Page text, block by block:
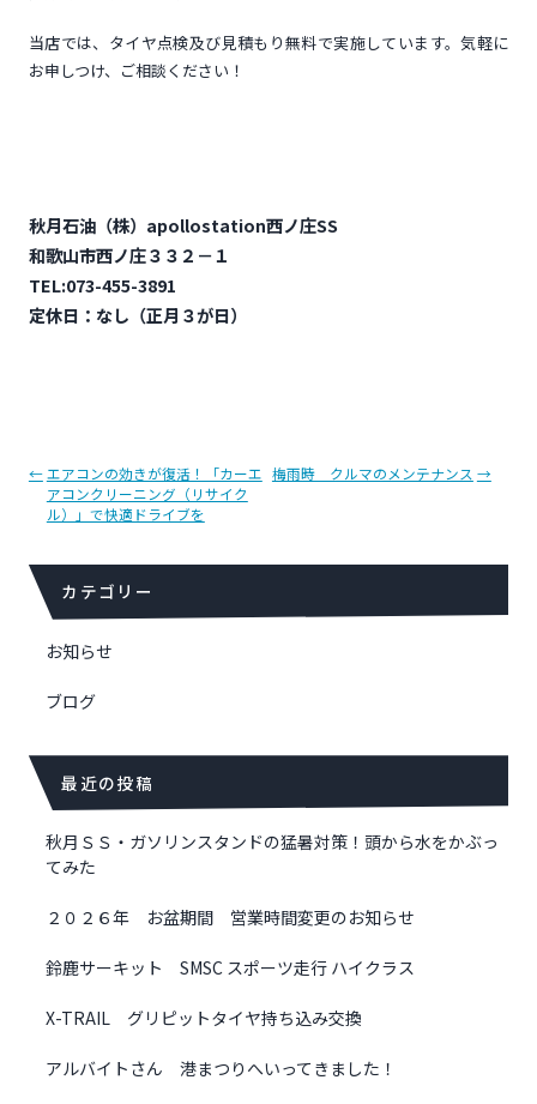
当店では、タイヤ点検及び見積もり無料で実施しています。気軽に
お申しつけ、ご相談ください！
秋月石油（株）apollostation西ノ庄SS
和歌山市西ノ庄３３２－１
TEL:073-455-3891
定休日：なし（正月３が日）
投
稿
ナ
ゲ
ー
ョ
←エアコンの効きが復活！「カーエ
アコンクリーニング（リサイク
ル）」で快適ドライブを
梅雨時 クルマのメンテナンス →
カテゴリー
お知らせ
ブログ
最近の投稿
秋月ＳＳ・ガソリンスタンドの猛暑対策！頭から水をかぶっ
てみた
２０２６年 お盆期間 営業時間変更のお知らせ
鈴鹿サーキット SMSC スポーツ走行 ハイクラス
X-TRAIL グリピットタイヤ持ち込み交換
アルバイトさん 港まつりへいってきました！